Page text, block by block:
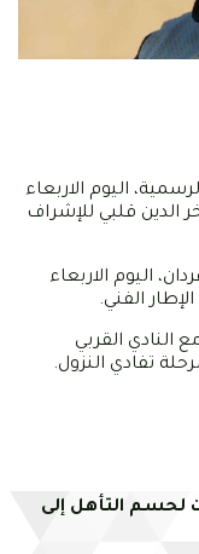
اليوم الاربعاء
فخر الدين قلبي للإشراف
اليوم الاربعاء
الفني.
النادي القربي
تفادي النزول.
مواجهات لحسم التأهل إلى